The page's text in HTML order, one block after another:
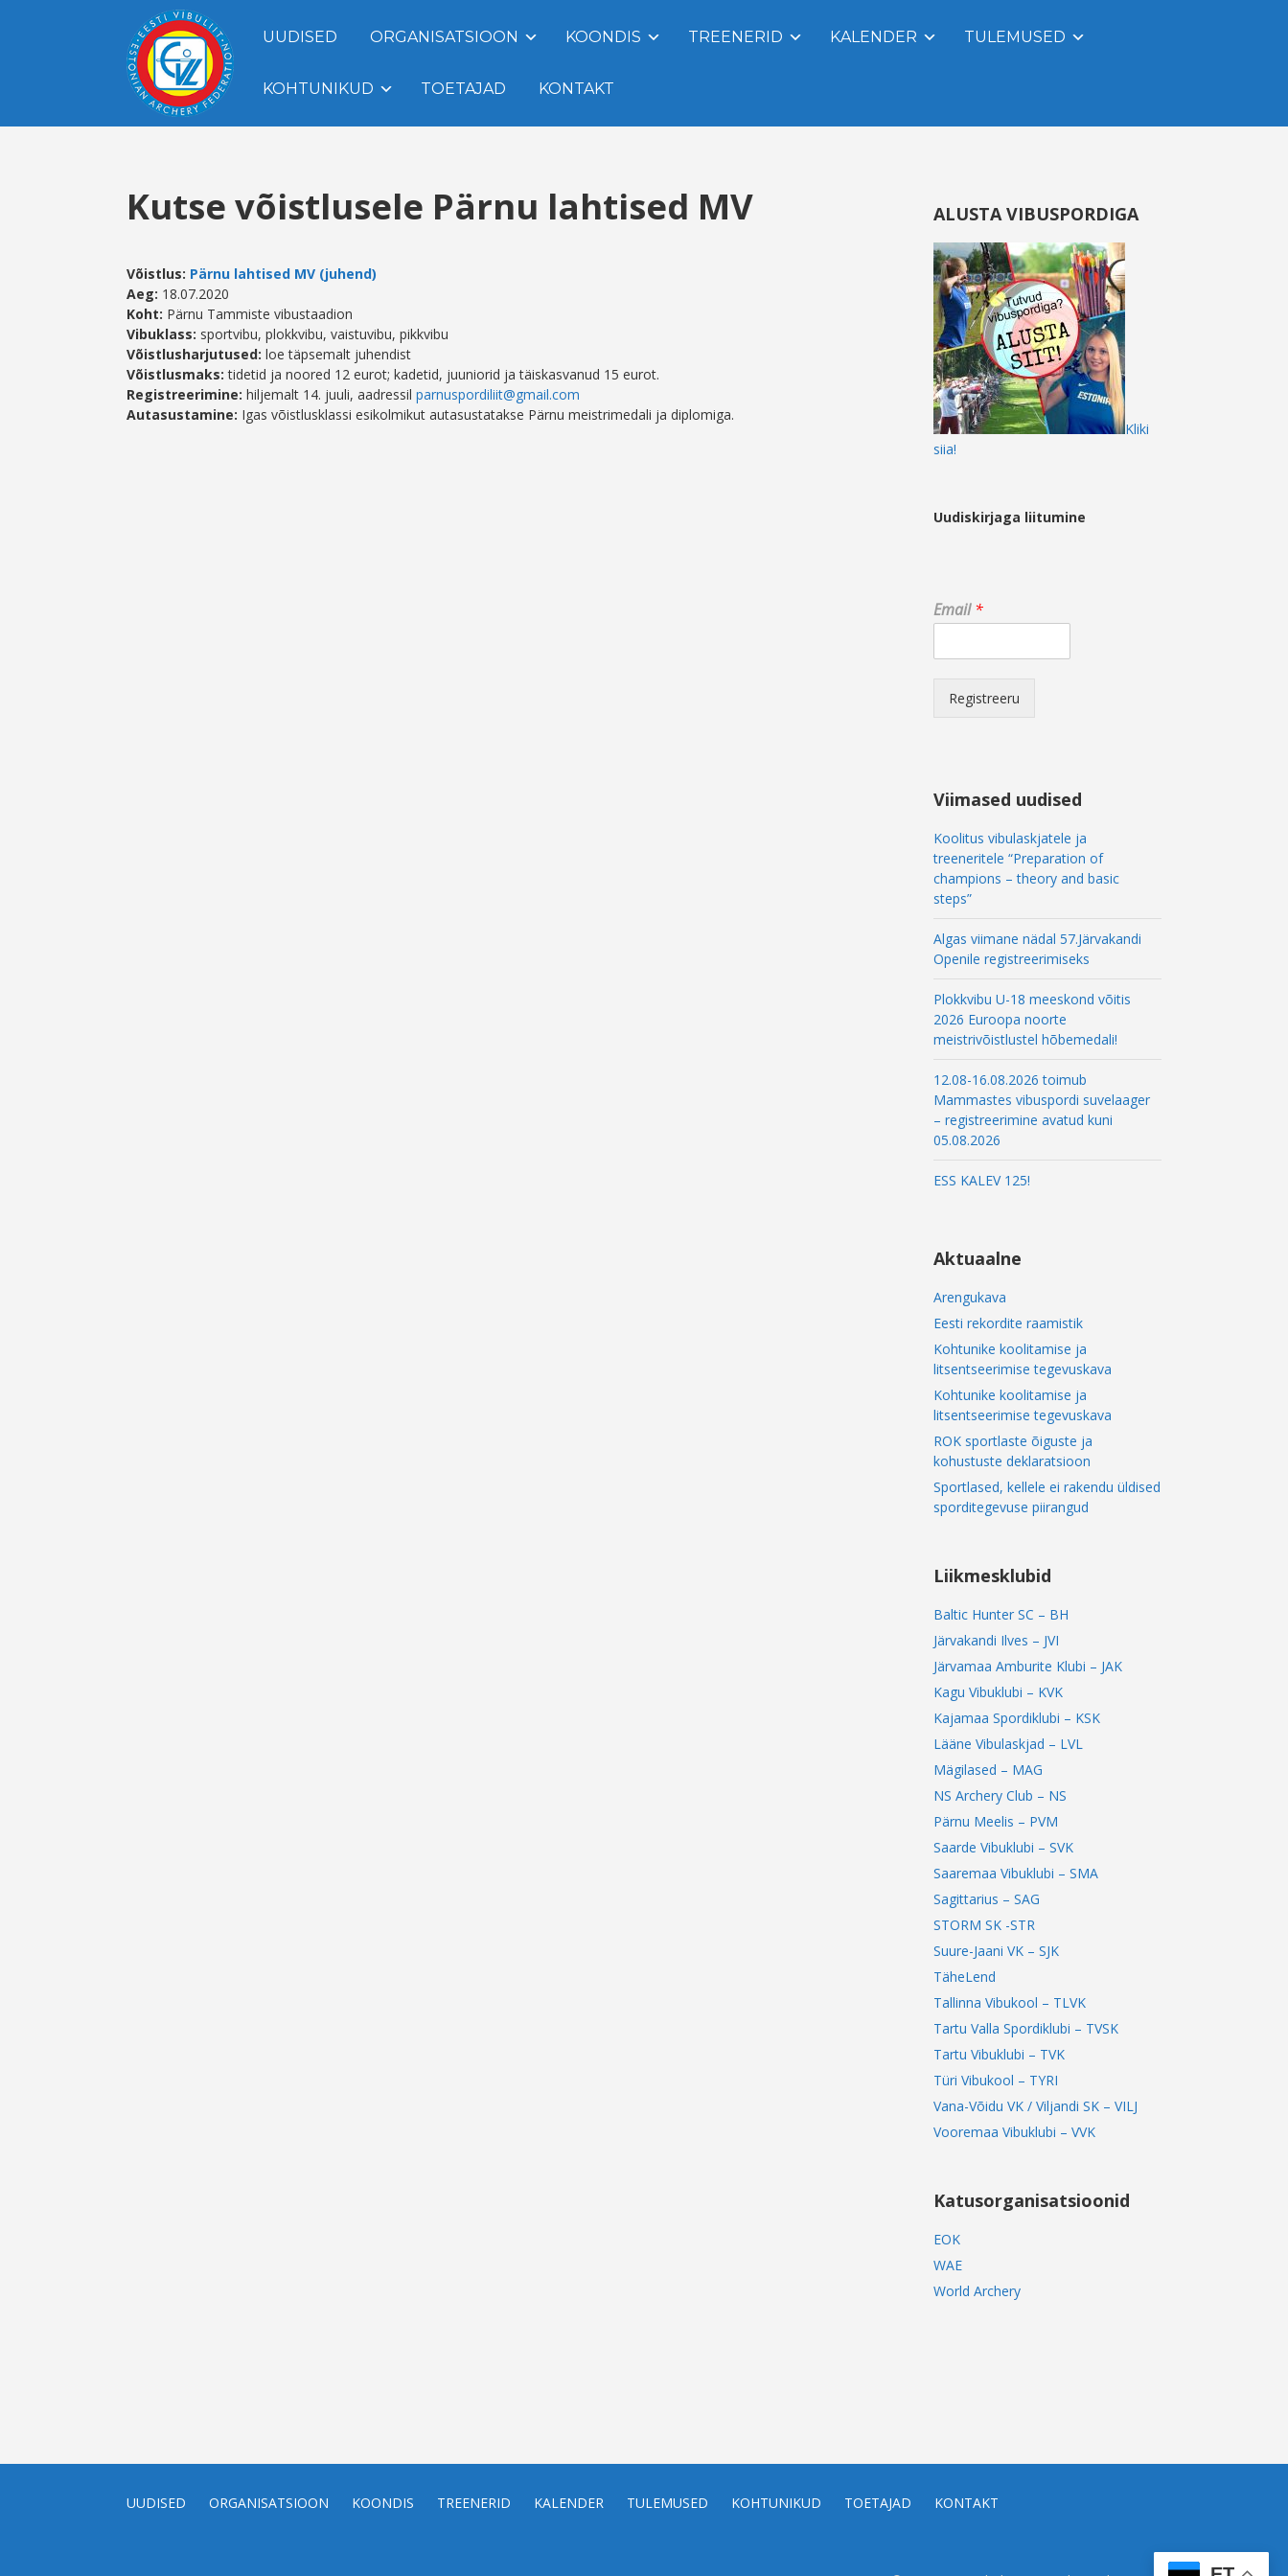
UUDISED ORGANISATSIOON KOONDIS TREENERID KALENDER TULEMUSED
KOHTUNIKUD TOETAJAD KONTAKT
Kutse võistlusele Pärnu lahtised MV
Võistlus: Pärnu lahtised MV (juhend)
Aeg: 18.07.2020
Koht: Pärnu Tammiste vibustaadion
Vibuklass: sportvibu, plokkvibu, vaistuvibu, pikkvibu
Võistlusharjutused: loe täpsemalt juhendist
Võistlusmaks: tidetid ja noored 12 eurot; kadetid, juuniorid ja täiskasvanud 15 eurot.
Registreerimine: hiljemalt 14. juuli, aadressil parnuspordiliit@gmail.com
Autasustamine: Igas võistlusklassi esikolmikut autasustatakse Pärnu meistrimedali ja diplomiga.
ALUSTA VIBUSPORDIGA
Kliki
siia!
Uudiskirjaga liitumine
E
m
i
E
m
a
i
l
Email*
Registreeru
Viimased uudised
Koolitus vibulaskjatele ja
treeneritele “Preparation of
champions – theory and basic
steps”
Algas viimane nädal 57.Järvakandi
Openile registreerimiseks
Plokkvibu U-18 meeskond võitis
2026 Euroopa noorte
meistrivõistlustel hõbemedali!
12.08-16.08.2026 toimub
Mammastes vibuspordi suvelaager
– registreerimine avatud kuni
05.08.2026
ESS KALEV 125!
Aktuaalne
Arengukava
Eesti rekordite raamistik
Kohtunike koolitamise ja
litsentseerimise tegevuskava
Kohtunike koolitamise ja
litsentseerimise tegevuskava
ROK sportlaste õiguste ja
kohustuste deklaratsioon
Sportlased, kellele ei rakendu üldised
sporditegevuse piirangud
Liikmesklubid
Baltic Hunter SC – BH
Järvakandi Ilves – JVI
Järvamaa Amburite Klubi – JAK
Kagu Vibuklubi – KVK
Kajamaa Spordiklubi – KSK
Lääne Vibulaskjad – LVL
Mägilased – MAG
NS Archery Club – NS
Pärnu Meelis – PVM
Saarde Vibuklubi – SVK
Saaremaa Vibuklubi – SMA
Sagittarius – SAG
STORM SK -STR
Suure-Jaani VK – SJK
TäheLend
Tallinna Vibukool – TLVK
Tartu Valla Spordiklubi – TVSK
Tartu Vibuklubi – TVK
Türi Vibukool – TYRI
Vana-Võidu VK / Viljandi SK – VILJ
Vooremaa Vibuklubi – VVK
Katusorganisatsioonid
EOK
WAE
World Archery
UUDISED ORGANISATSIOON KOONDIS TREENERID KALENDER TULEMUSED KOHTUNIKUD TOETAJAD KONTAKT